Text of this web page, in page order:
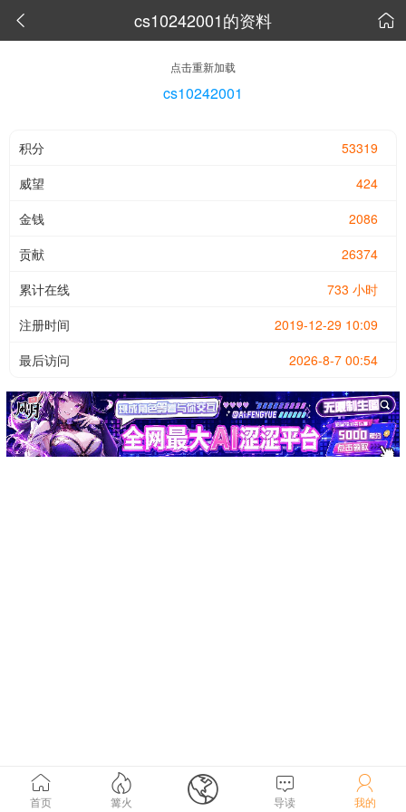
 cs10242001的资料 
点击重新加载
cs10242001
53319
积分
424
威望
2086
金钱
26374
贡献
733 小时
累计在线
2019-12-29 10:09
注册时间
2026-8-7 00:54
最后访问

首页

篝火  
导读

我的